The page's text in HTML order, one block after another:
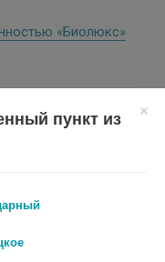
«Биолюкс»
пункт из